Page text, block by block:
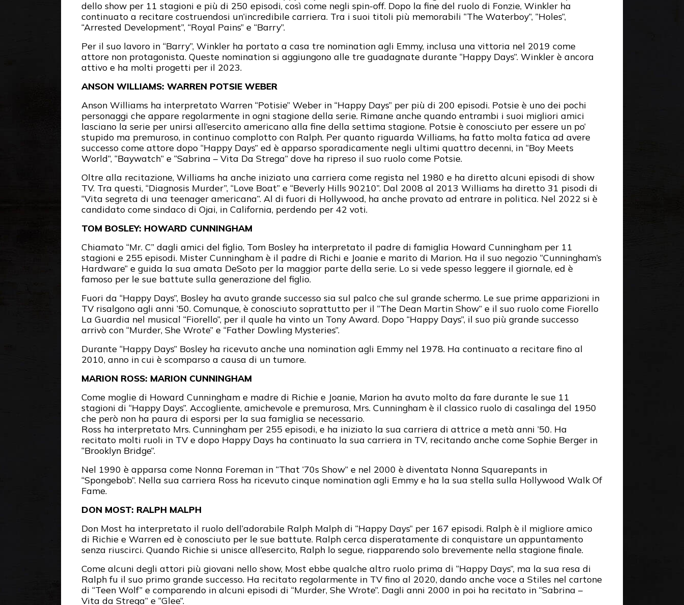
dello show per 11 stagioni e più di 250 episodi, così come negli spin-off. Dopo la fine del ruolo di Fonzie, Winkler ha
continuato a recitare costruendosi un’incredibile carriera. Tra i suoi titoli più memorabili “The Waterboy”, “Holes”,
“Arrested Development”, “Royal Pains” e “Barry”.
Per il suo lavoro in “Barry”, Winkler ha portato a casa tre nomination agli Emmy, inclusa una vittoria nel 2019 come
attore non protagonista. Queste nomination si aggiungono alle tre guadagnate durante “Happy Days”. Winkler è ancora
attivo e ha molti progetti per il 2023.
ANSON WILLIAMS: WARREN POTSIE WEBER
Anson Williams ha interpretato Warren “Potisie” Weber in “Happy Days” per più di 200 episodi. Potsie è uno dei pochi
personaggi che appare regolarmente in ogni stagione della serie. Rimane anche quando entrambi i suoi migliori amici
lasciano la serie per unirsi all’esercito americano alla fine della settima stagione. Potsie è conosciuto per essere un po’
stupido ma premuroso, in continuo complotto con Ralph. Per quanto riguarda Williams, ha fatto molta fatica ad avere
successo come attore dopo “Happy Days” ed è apparso sporadicamente negli ultimi quattro decenni, in “Boy Meets
World”, “Baywatch” e “Sabrina – Vita Da Strega” dove ha ripreso il suo ruolo come Potsie.
Oltre alla recitazione, Williams ha anche iniziato una carriera come regista nel 1980 e ha diretto alcuni episodi di show
TV. Tra questi, “Diagnosis Murder”, “Love Boat” e “Beverly Hills 90210”. Dal 2008 al 2013 Williams ha diretto 31 pisodi di
“Vita segreta di una teenager americana”. Al di fuori di Hollywood, ha anche provato ad entrare in politica. Nel 2022 si è
candidato come sindaco di Ojai, in California, perdendo per 42 voti.
TOM BOSLEY: HOWARD CUNNINGHAM
Chiamato “Mr. C” dagli amici del figlio, Tom Bosley ha interpretato il padre di famiglia Howard Cunningham per 11
stagioni e 255 episodi. Mister Cunningham è il padre di Richi e Joanie e marito di Marion. Ha il suo negozio “Cunningham’s
Hardware” e guida la sua amata DeSoto per la maggior parte della serie. Lo si vede spesso leggere il giornale, ed è
famoso per le sue battute sulla generazione del figlio.
Fuori da “Happy Days”, Bosley ha avuto grande successo sia sul palco che sul grande schermo. Le sue prime apparizioni in
TV risalgono agli anni ’50. Comunque, è conosciuto soprattutto per il “The Dean Martin Show” e il suo ruolo come Fiorello
La Guardia nel musical “Fiorello”, per il quale ha vinto un Tony Award. Dopo “Happy Days”, il suo più grande successo
arrivò con “Murder, She Wrote” e “Father Dowling Mysteries”.
Durante “Happy Days” Bosley ha ricevuto anche una nomination agli Emmy nel 1978. Ha continuato a recitare fino al
2010, anno in cui è scomparso a causa di un tumore.
MARION ROSS: MARION CUNNINGHAM
Come moglie di Howard Cunningham e madre di Richie e Joanie, Marion ha avuto molto da fare durante le sue 11
stagioni di “Happy Days”. Accogliente, amichevole e premurosa, Mrs. Cunningham è il classico ruolo di casalinga del 1950
che però non ha paura di esporsi per la sua famiglia se necessario.
Ross ha interpretato Mrs. Cunningham per 255 episodi, e ha iniziato la sua carriera di attrice a metà anni ’50. Ha
recitato molti ruoli in TV e dopo Happy Days ha continuato la sua carriera in TV, recitando anche come Sophie Berger in
“Brooklyn Bridge”.
Nel 1990 è apparsa come Nonna Foreman in “That ‘70s Show” e nel 2000 è diventata Nonna Squarepants in
“Spongebob”. Nella sua carriera Ross ha ricevuto cinque nomination agli Emmy e ha la sua stella sulla Hollywood Walk Of
Fame.
DON MOST: RALPH MALPH
Don Most ha interpretato il ruolo dell’adorabile Ralph Malph di “Happy Days” per 167 episodi. Ralph è il migliore amico
di Richie e Warren ed è conosciuto per le sue battute. Ralph cerca disperatamente di conquistare un appuntamento
senza riuscirci. Quando Richie si unisce all’esercito, Ralph lo segue, riapparendo solo brevemente nella stagione finale.
Come alcuni degli attori più giovani nello show, Most ebbe qualche altro ruolo prima di “Happy Days”, ma la sua resa di
Ralph fu il suo primo grande successo. Ha recitato regolarmente in TV fino al 2020, dando anche voce a Stiles nel cartone
di “Teen Wolf” e comparendo in alcuni episodi di “Murder, She Wrote”. Dagli anni 2000 in poi ha recitato in “Sabrina –
Vita da Strega” e “Glee”.